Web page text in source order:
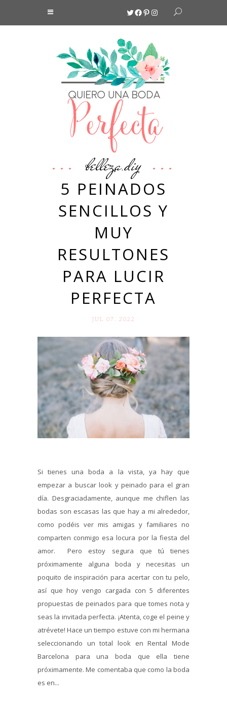
Twitter
Facebook
Pinterest
Instagram
belleza,diy
5 PEINADOS
SENCILLOS Y
MUY
RESULTONES
PARA LUCIR
PERFECTA
JUL 07. 2022
Si tienes una boda a la vista, ya hay que
empezar a buscar look y peinado para el gran
día. Desgraciadamente, aunque me chiflen las
bodas son escasas las que hay a mi alrededor,
como podéis ver mis amigas y familiares no
comparten conmigo esa locura por la fiesta del
amor. Pero estoy segura que tú tienes
próximamente alguna boda y necesitas un
poquito de inspiración para acertar con tu pelo,
así que hoy vengo cargada con 5 diferentes
propuestas de peinados para que tomes nota y
seas la invitada perfecta. ¡Atenta, coge el peine y
atrévete! Hace un tiempo estuve con mi hermana
seleccionando un total look en Rental Mode
Barcelona para una boda que ella tiene
próximamente. Me comentaba que como la boda
es en...